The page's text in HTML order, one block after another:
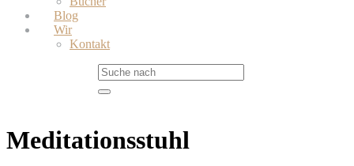
Blog
Wir
Kontakt
Meditationsstuhl